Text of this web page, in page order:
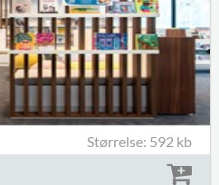
Størrelse: 592 kb